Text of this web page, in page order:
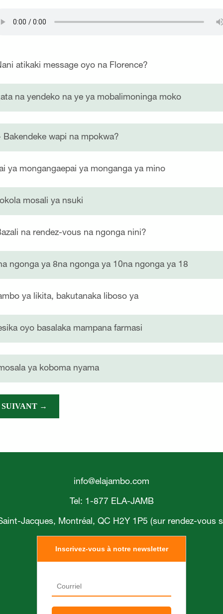
atikaki message oyo na Florence?
na yendeko na ye ya mobalimoninga moko
Bakendeke wapi na mpokwa?
ya mongangaepai ya monganga ya mino
mosali ya nsuki
na rendez-vous na ngonga nini?
ngonga ya 8na ngonga ya 10na ngonga ya 18
ya likita, bakutanaka liboso ya
oyo basalaka mampana farmasi
ya koboma nyama
SUIVANT →
info@elajambo.com
Tel: 1-877 ELA-JAMB
Jacques, Montréal, QC H2Y 1P5 (sur rendez-vous
Inscrivez-vous à notre newsletter